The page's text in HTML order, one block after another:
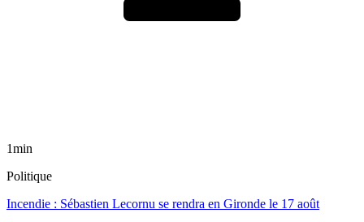
1min
Politique
Incendie : Sébastien Lecornu se rendra en Gironde le 17 août